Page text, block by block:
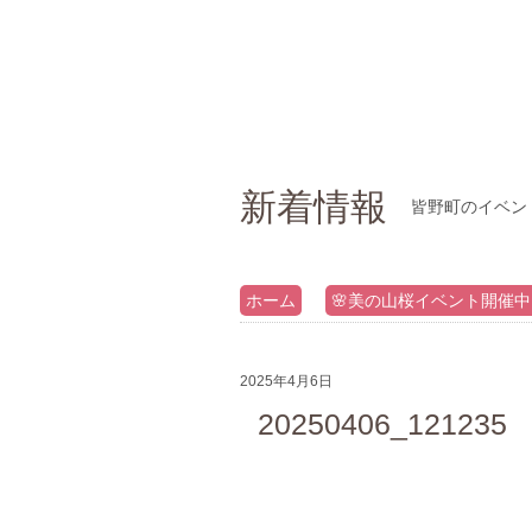
新着情報 皆野町のイベン
ホーム 🌸美の山桜イベント開催
2025年4月6日
20250406_121235